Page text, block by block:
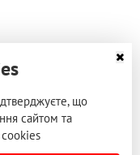
що
сайтом та
cookies